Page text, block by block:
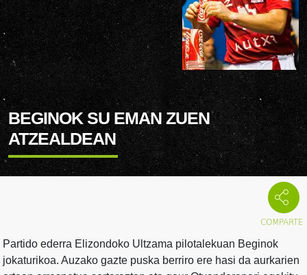
BEGINOK SU EMAN ZUEN
ATZEALDEAN
Partido ederra Elizondoko Ultzama pilotalekuan Beginok
jokaturikoa. Auzako gazte puska berriro ere hasi da aurkarien